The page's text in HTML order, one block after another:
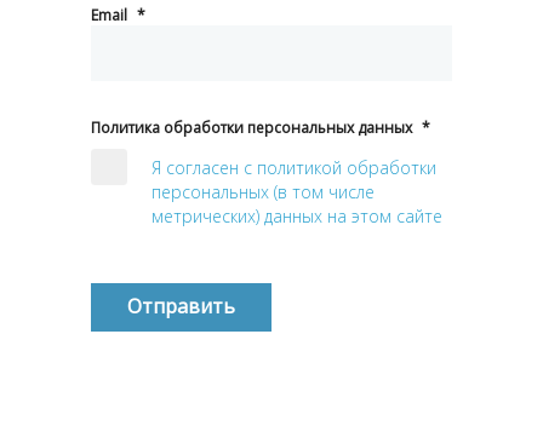
Email *
Политика обработки персональных данных *
Я согласен с политикой обработки
персональных (в том числе
метрических) данных на этом сайте
Отправить